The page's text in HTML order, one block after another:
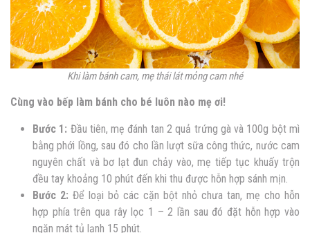
Khi làm bánh cam, mẹ thái lát mỏng cam nhé
Cùng vào bếp làm bánh cho bé luôn nào mẹ ơi!
Bước 1: Đầu tiên, mẹ đánh tan 2 quả trứng gà và 100g bột mì
bằng phới lồng, sau đó cho lần lượt sữa công thức, nước cam
nguyên chất và bơ lạt đun chảy vào, mẹ tiếp tục khuấy trộn
đều tay khoảng 10 phút đến khi thu được hỗn hợp sánh mịn.
Bước 2: Để loại bỏ các cặn bột nhỏ chưa tan, mẹ cho hỗn
hợp phía trên qua rây lọc 1 – 2 lần sau đó đặt hỗn hợp vào
ngăn mát tủ lạnh 15 phút.